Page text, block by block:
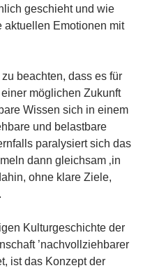
geschieht und wie
aktuellen Emotionen mit
beachten, dass es für
möglichen Zukunft
Wissen sich in einem
und belastbare
paralysiert sich das
dann gleichsam ‚in
ohne klare Ziele,
Kulturgeschichte der
’nachvollziehbarer
ist das Konzept der